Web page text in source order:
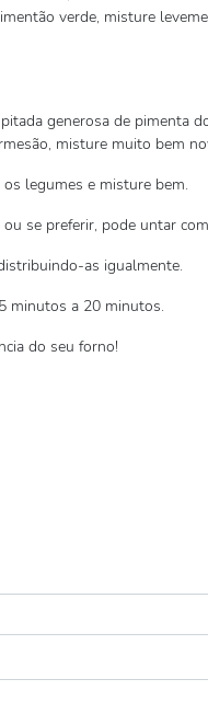
verde, misture
generosa de pimenta
misture muito bem
legumes e misture bem.
se preferir, pode untar
as igualmente.
minutos a 20 minutos.
do seu forno!